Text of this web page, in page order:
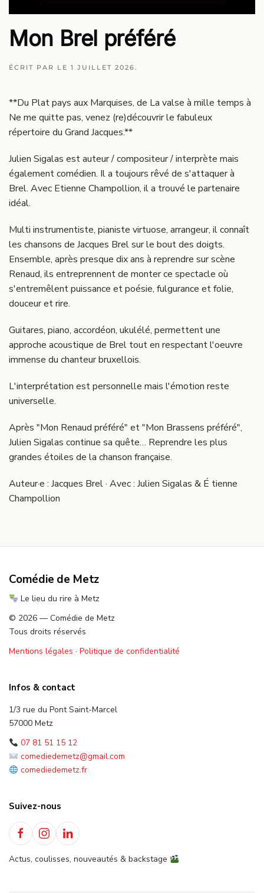
Mon Brel préféré
ÉCRIT PAR LE 1 JUILLET 2026.
**Du Plat pays aux Marquises, de La valse à mille temps à
Ne me quitte pas, venez (re)découvrir le fabuleux
répertoire du Grand Jacques.**
Julien Sigalas est auteur / compositeur / interprète mais
également comédien. Il a toujours rêvé de s'attaquer à
Brel. Avec Etienne Champollion, il a trouvé le partenaire
idéal.
Multi instrumentiste, pianiste virtuose, arrangeur, il connaît
les chansons de Jacques Brel sur le bout des doigts.
Ensemble, après presque dix ans à reprendre sur scène
Renaud, ils entreprennent de monter ce spectacle où
s'entremêlent puissance et poésie, fulgurance et folie,
douceur et rire.
Guitares, piano, accordéon, ukulélé, permettent une
approche acoustique de Brel tout en respectant l'oeuvre
immense du chanteur bruxellois.
L'interprétation est personnelle mais l'émotion reste
universelle.
Après "Mon Renaud préféré" et "Mon Brassens préféré",
Julien Sigalas continue sa quête… Reprendre les plus
grandes étoiles de la chanson française.
Auteur·e : Jacques Brel · Avec : Julien Sigalas & É tienne
Champollion
Comédie de Metz
Le lieu du rire à Metz
© 2026 — Comédie de Metz
Tous droits réservés
Mentions légales · Politique de confidentialité
Infos & contact
1/3 rue du Pont Saint-Marcel
57000 Metz
07 81 51 15 12
comediedemetz@gmail.com
comediedemetz.fr
Suivez-nous
Actus, coulisses, nouveautés & backstage